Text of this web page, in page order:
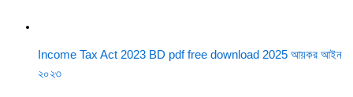
Income Tax Act 2023 BD pdf free download 2025 আয়কর আইন
২০২৩